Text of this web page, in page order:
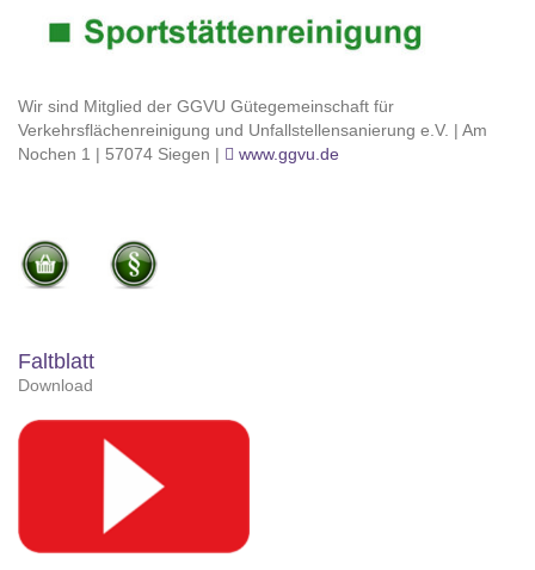
Wir sind Mitglied der GGVU Gütegemeinschaft für
Verkehrsflächenreinigung und Unfallstellensanierung e.V. | Am
Nochen 1 | 57074 Siegen |
www.ggvu.de
Faltblatt
Download